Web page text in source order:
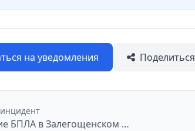
на уведомления Поделиться
Обнаружение БПЛА в Залегощенском районе